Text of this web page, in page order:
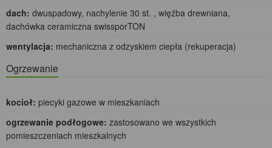
dach: dwuspadowy, nachylenie 30 st. , więźba drewniana,
dachówka ceramiczna swissporTON
wentylacja: mechaniczna z odzyskiem ciepła (rekuperacja)
Ogrzewanie
kocioł: piecyki gazowe w mieszkaniach
ogrzewanie podłogowe: zastosowano we wszystkich
pomieszczeniach mieszkalnych